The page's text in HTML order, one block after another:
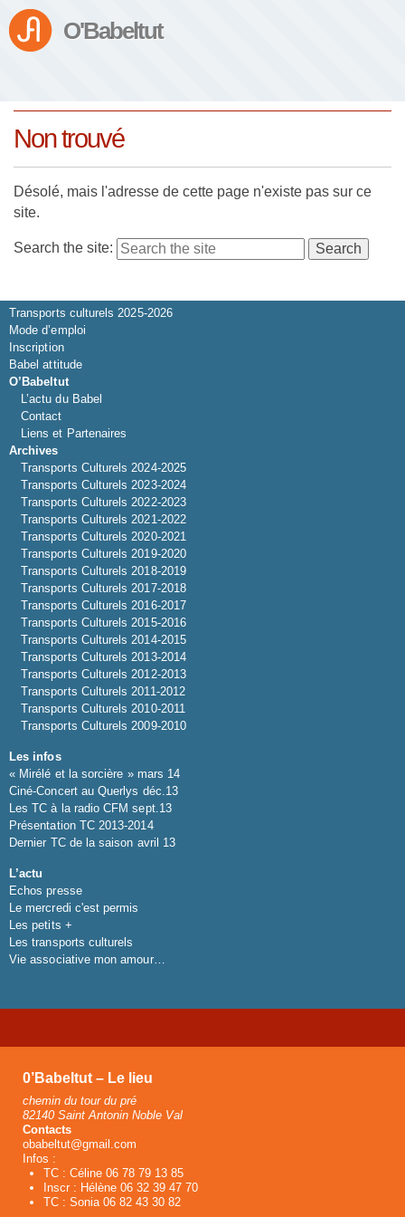
O'Babeltut
Non trouvé
Désolé, mais l'adresse de cette page n'existe pas sur ce
site.
Search the site:
Transports culturels 2025-2026
Mode d’emploi
Inscription
Babel attitude
O’Babeltut
L’actu du Babel
Contact
Liens et Partenaires
Archives
Transports Culturels 2024-2025
Transports Culturels 2023-2024
Transports Culturels 2022-2023
Transports Culturels 2021-2022
Transports Culturels 2020-2021
Transports Culturels 2019-2020
Transports Culturels 2018-2019
Transports Culturels 2017-2018
Transports Culturels 2016-2017
Transports Culturels 2015-2016
Transports Culturels 2014-2015
Transports Culturels 2013-2014
Transports Culturels 2012-2013
Transports Culturels 2011-2012
Transports Culturels 2010-2011
Transports Culturels 2009-2010
Les infos
« Mirélé et la sorcière » mars 14
Ciné-Concert au Querlys déc.13
Les TC à la radio CFM sept.13
Présentation TC 2013-2014
Dernier TC de la saison avril 13
L’actu
Echos presse
Le mercredi c'est permis
Les petits +
Les transports culturels
Vie associative mon amour…
0’Babeltut – Le lieu
chemin du tour du pré
82140 Saint Antonin Noble Val
Contacts
obabeltut@gmail.com
Infos :
TC : Céline 06 78 79 13 85
Inscr : Hélène 06 32 39 47 70
TC : Sonia 06 82 43 30 82